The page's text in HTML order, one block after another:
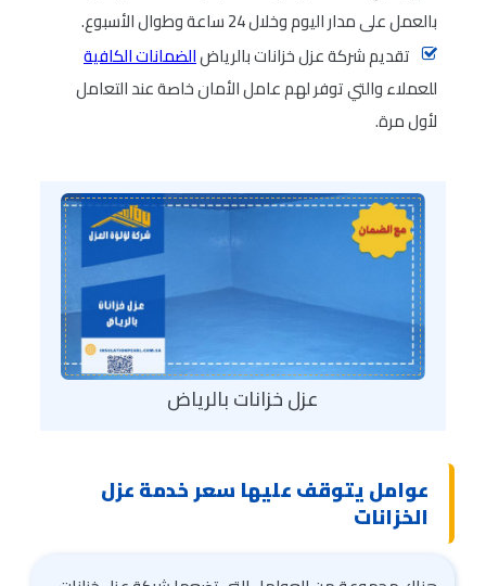
بالعمل على مدار اليوم وخلال 24 ساعة وطوال الأسبوع.
تقديم شركة عزل خزانات بالرياضالضمانات الكافية
للعملاء والتي توفر لهم عامل الأمان خاصة عند التعامل
لأول مرة.
عزل خزانات بالرياض
عوامل يتوقف عليها سعر خدمة عزل
الخزانات